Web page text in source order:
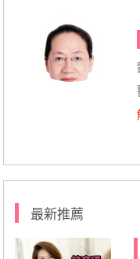
最新推薦